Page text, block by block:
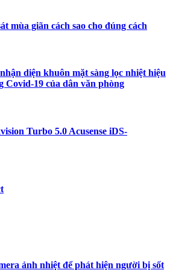
mùa giãn cách sao cho đúng cách
diện khuôn mặt sàng lọc nhiệt hiệu
Covid-19 của dân văn phòng
Turbo 5.0 Acusense iDS-
ảnh nhiệt để phát hiện người bị sốt